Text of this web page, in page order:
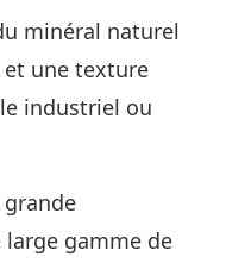
minéral naturel
et une texture
industriel ou
gamme de